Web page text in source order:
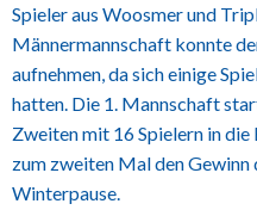
Spieler aus Woosmer und
Männermannschaft konnte
aufnehmen, da sich einige
hatten. Die 1. Mannschaft
Zweiten mit 16 Spielern in
zum zweiten Mal den
Winterpause.